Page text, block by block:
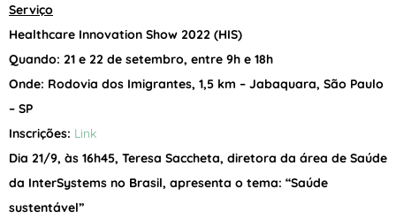
Serviço
Healthcare Innovation Show 2022 (HIS)
Quando: 21 e 22 de setembro, entre 9h e 18h
Onde: Rodovia dos Imigrantes, 1,5 km – Jabaquara, São Paulo
– SP
Inscrições: Link
Dia 21/9, às 16h45, Teresa Saccheta, diretora da área de Saúde
da InterSystems no Brasil, apresenta o tema: “Saúde
sustentável”